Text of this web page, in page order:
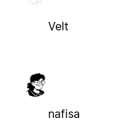
Velt
nafisa